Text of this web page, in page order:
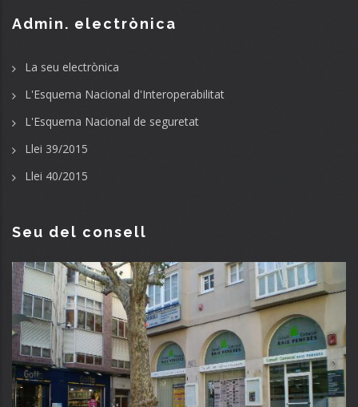
Admin. electrònica
La seu electrònica
L'Esquema Nacional d'Interoperabilitat
L'Esquema Nacional de seguretat
Llei 39/2015
Llei 40/2015
Seu del consell